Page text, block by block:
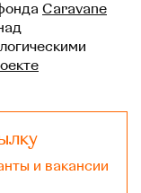
Caravane
и вакансии